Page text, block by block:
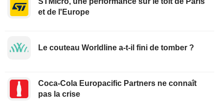
et de l'Europe
Le couteau Worldline a-t-il fini de tomber ?
Coca-Cola Europacific Partners ne connaît
pas la crise